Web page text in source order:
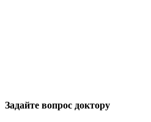
Задайте вопрос доктору